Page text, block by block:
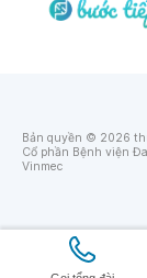
Bản quyền © 2026
Cổ phần Bệnh viện
Vinmec